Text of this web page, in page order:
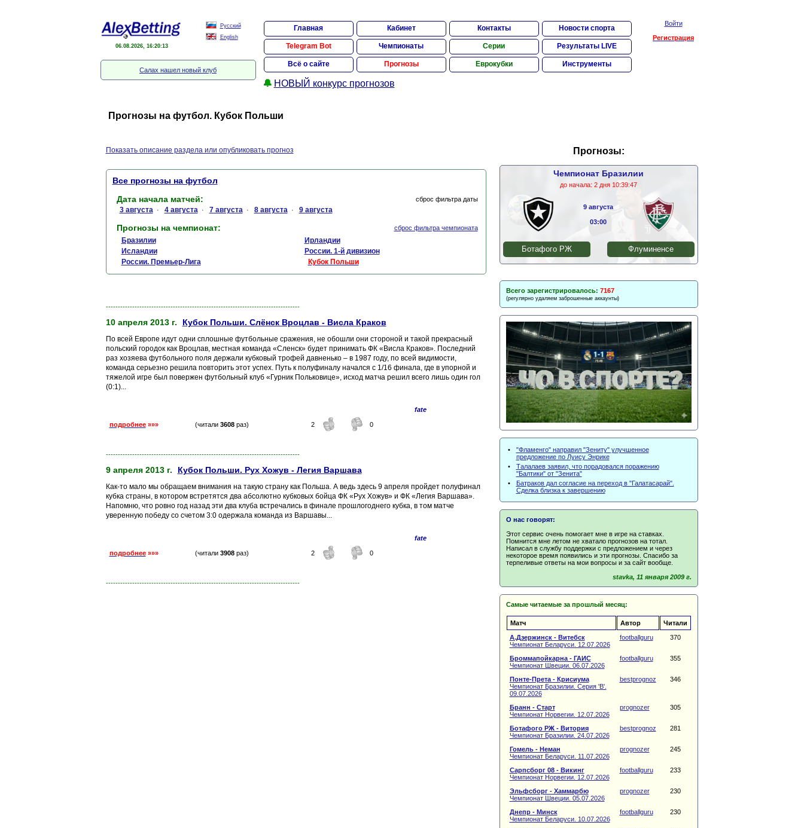
06.08.2026, 16:20:13
Русский
English
Главная Кабинет Контакты Новости спорта
Telegram Bot Чемпионаты Серии Результаты LIVE
Всё о сайте Прогнозы Еврокубки Инструменты
🔔 НОВЫЙ конкурс прогнозов
Войти
Регистрация
Салах нашел новый клуб
Прогнозы на футбол. Кубок Польши
Показать описание раздела или опубликовать прогноз
Все прогнозы на футбол
Дата начала матчей:
сброс фильтра даты
3 августа · 4 августа · 7 августа · 8 августа · 9 августа
Прогнозы на чемпионат: сброс фильтра чемпионата
Бразилии
Ирландии
Исландии
России. 1-й дивизион
России. Премьер-Лига
Кубок Польши
---------------------------------------------------------------------------------
10 апреля 2013 г. Кубок Польши. Слёнск Вроцлав - Висла Краков
По всей Европе идут одни сплошные футбольные сражения, не обошли они стороной и такой прекрасный
польский городок как Вроцлав, местная команда «Сленск» будет принимать ФК «Висла Краков». Последний
раз хозяева футбольного поля держали кубковый трофей давненько – в 1987 году, по всей видимости,
команда серьезно решила повторить этот успех. Путь к полуфиналу начался с 1/16 финала, где в упорной и
тяжелой игре был повержен футбольный клуб «Гурник Польковице», исход матча решил всего лишь один гол
(0:1)...
fate
подробнее »»» (читали 3608раз) 2 0
---------------------------------------------------------------------------------
9 апреля 2013 г. Кубок Польши. Рух Хожув - Легия Варшава
Как-то мало мы обращаем внимания на такую страну как Польша. А ведь здесь 9 апреля пройдет полуфинал
кубка страны, в котором встретятся два абсолютно кубковых бойца ФК «Рух Хожув» и ФК «Легия Варшава».
Напомню, что ровно год назад эти два клуба встречались в финале прошлогоднего кубка, в том матче
уверенную победу со счетом 3:0 одержала команда из Варшавы...
fate
подробнее »»» (читали 3908раз) 2 0
---------------------------------------------------------------------------------
Прогнозы:
Чемпионат Бразилии
до начала: 2 дня 10:39:47
9 августа
03:00
Ботафого РЖ Флуминенсе
Всего зарегистрировалось: 7167
(регулярно удаляем заброшенные аккаунты)
•
"Фламенго" направил "Зениту" улучшенное
предложение по Луису Энрике
•
Талалаев заявил, что порадовался поражению
"Балтики" от "Зенита"
•
Батраков дал согласие на переход в "Галатасарай".
Сделка близка к завершению
О нас говорят:
Этот сервис очень помогает мне в игре на ставках.
Помнится мне летом не хватало прогнозов на тотал.
Написал в службу поддержки с предложением и через
некоторое время появились и эти прогнозы. Спасибо за
терпеливые ответы на мои вопросы и за сайт вообще.
stavka, 11 января 2009 г.
Самые читаемые за прошлый месяц:
Матч Автор
Читали
А.Дзержинск - Витебск
Чемпионат Беларуси. 12.07.2026
footballguru 370
Броммапойкарна - ГАИС
Чемпионат Швеции. 06.07.2026
footballguru 355
Понте-Прета - Крисиума
Чемпионат Бразилии. Серия 'B'.
09.07.2026
bestprognoz 346
Бранн - Старт
Чемпионат Норвегии. 12.07.2026
prognozer 305
Ботафого РЖ - Витория
Чемпионат Бразилии. 24.07.2026
bestprognoz 281
Гомель - Неман
Чемпионат Беларуси. 11.07.2026
prognozer 245
Сарпсборг 08 - Викинг
Чемпионат Норвегии. 12.07.2026
footballguru 233
Эльфсборг - Хаммарбю
Чемпионат Швеции. 05.07.2026
prognozer 230
Днепр - Минск
Чемпионат Беларуси. 10.07.2026
footballguru 230